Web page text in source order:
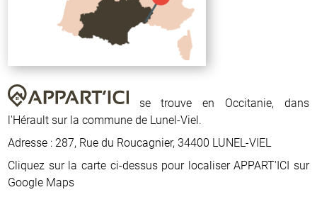
se trouve en Occitanie, dans
l'Hérault sur la commune de Lunel-Viel.
Adresse : 287, Rue du Roucagnier, 34400 LUNEL-VIEL
Cliquez sur la carte ci-dessus pour localiser APPART'ICI sur
Google Maps